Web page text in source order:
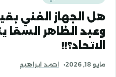
هل الجهاز الفني
وعبد الظاهر السقا
الاتحاد؟!!
مايو 18, 2026 احمد ابراهيم